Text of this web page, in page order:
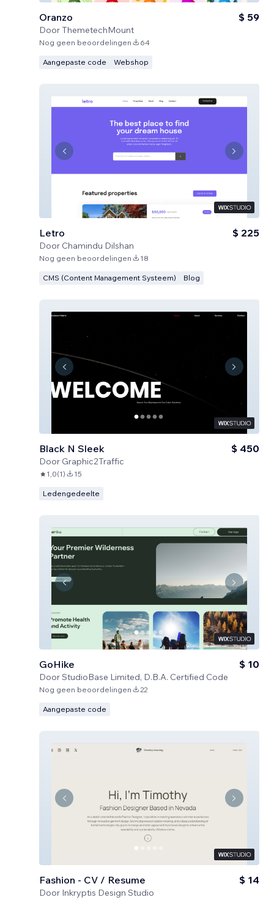
Oranzo
DoorThemetechMount
$ 59
Nog geen beoordelingen 64
Aangepaste code Webshop
Letro
Door Chamindu Dilshan
$ 225
Nog geen beoordelingen 18
CMS (Content Management Systeem) Blog
Black N Sleek
Door Graphic2Traffic
$ 450
1,0(1) 15
Ledengedeelte
GoHike
DoorStudioBase Limited, D.B.A. Certified Code
$ 10
Nog geen beoordelingen 22
Aangepaste code
Fashion - CV / Resume
Door Inkryptis Design Studio
$ 14